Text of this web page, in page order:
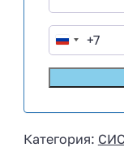
R
u
s
a
+7
Категория: